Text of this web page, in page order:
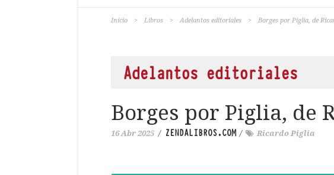
Inicio > Libros > Adelantos editoriales > Borges por Piglia, de
Adelantos editoriales
Borges por Piglia, de
16 Abr 2025 / ZENDALIBROS.COM/ Ricardo Piglia